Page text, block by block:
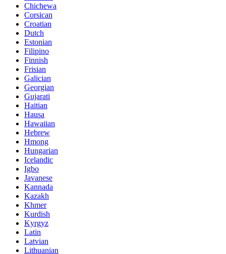
Chichewa
Corsican
Croatian
Dutch
Estonian
Filipino
Finnish
Frisian
Galician
Georgian
Gujarati
Haitian
Hausa
Hawaiian
Hebrew
Hmong
Hungarian
Icelandic
Igbo
Javanese
Kannada
Kazakh
Khmer
Kurdish
Kyrgyz
Latin
Latvian
Lithuanian